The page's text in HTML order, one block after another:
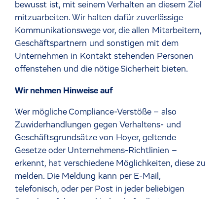
bewusst ist, mit seinem Verhalten an diesem Ziel
mitzuarbeiten. Wir halten dafür zuverlässige
Kommunikationswege vor, die allen Mitarbeitern,
Geschäftspartnern und sonstigen mit dem
Unternehmen in Kontakt stehenden Personen
offenstehen und die nötige Sicherheit bieten.
Wir nehmen Hinweise auf
Wer mögliche Compliance-Verstöße – also
Zuwiderhandlungen gegen Verhaltens- und
Geschäftsgrundsätze von Hoyer, geltende
Gesetze oder Unternehmens-Richtlinien –
erkennt, hat verschiedene Möglichkeiten, diese zu
melden. Die Meldung kann per E-Mail,
telefonisch, oder per Post in jeder beliebigen